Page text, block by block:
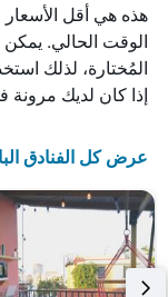
هذه هي أقل الأسعار
الوقت الحالي. يمكن
المُختارة، لذلك
إذا كان لديك مرونة
عرض كل الفنادق البالغ